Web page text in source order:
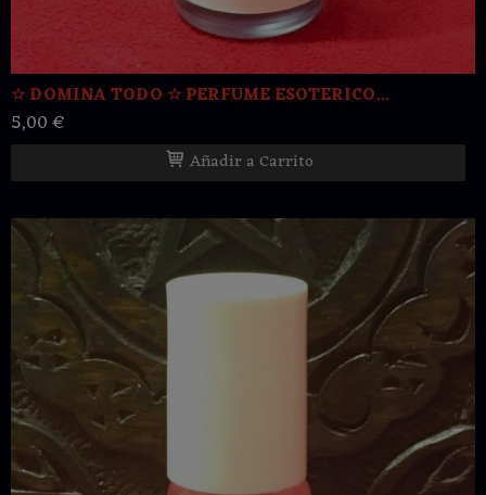
☆ DOMINA TODO ☆ PERFUME ESOTERICO...
5,00 €
Añadir a Carrito